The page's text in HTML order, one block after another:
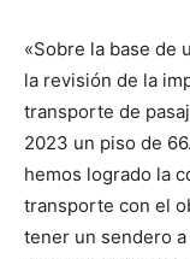
«Sobre la base de
la revisión de la
transporte de
2023 un piso de
hemos logrado la
transporte con el
tener un sendero